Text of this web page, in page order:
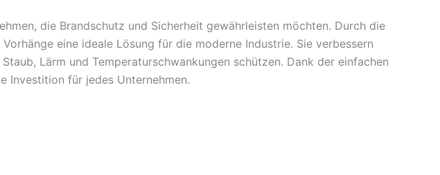
die Brandschutz und Sicherheit gewährleisten möchten. Durch die
eine ideale Lösung für die moderne Industrie. Sie verbessern
Lärm und Temperaturschwankungen schützen. Dank der einfachen
Investition für jedes Unternehmen.